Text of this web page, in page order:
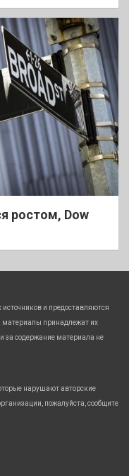
ростом, Dow
и предоставляются
материалы принадлежат их
за содержание материала не
нарушают авторские
пожалуйста, сообщите